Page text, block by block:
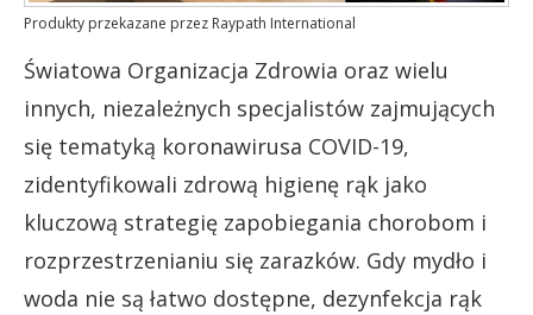
Produkty przekazane przez Raypath International
Światowa Organizacja Zdrowia oraz wielu
innych, niezależnych specjalistów zajmujących
się tematyką koronawirusa COVID-19,
zidentyfikowali zdrową higienę rąk jako
kluczową strategię zapobiegania chorobom i
rozprzestrzenianiu się zarazków. Gdy mydło i
woda nie są łatwo dostępne, dezynfekcja rąk